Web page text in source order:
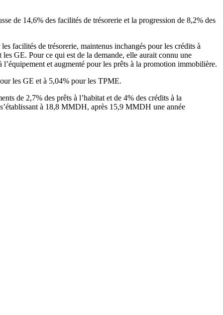
de 14,6% des facilités de trésorerie et la progression de 8,2% des
facilités de trésorerie, maintenus inchangés pour les crédits à
GE. Pour ce qui est de la demande, elle aurait connu une
et augmenté pour les prêts à la promotion immobilière.
les GE et à 5,04% pour les TPME.
de 2,7% des prêts à l’habitat et de 4% des crédits à la
à 18,8 MMDH, après 15,9 MMDH une année